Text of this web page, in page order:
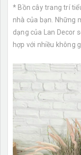
* Bồn cây trang trí
nhà của bạn. Những
dạng của Lan Decor
hợp với nhiều không